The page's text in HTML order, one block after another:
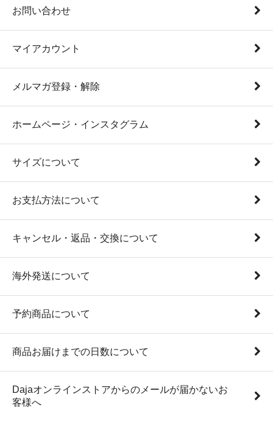
お問い合わせ
マイアカウント
メルマガ登録・解除
ホームページ・インスタグラム
サイズについて
お支払方法について
キャンセル・返品・交換について
海外発送について
予約商品について
商品お届けまでの日数について
Dajaオンラインストアからのメールが届かないお
客様へ